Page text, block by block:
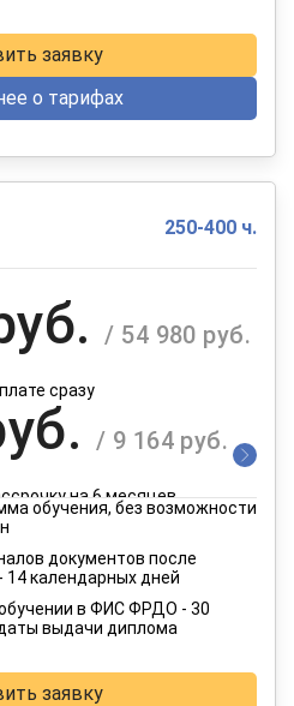
заявку
о тарифах
250-400 ч.
/ 54 980 руб.
сразу
/ 9 164 руб.
на 6 месяцев
на 12 месяцев
обучения, без возможности
документов после
14 календарных дней
в ФИС ФРДО - 30
выдачи диплома
заявку